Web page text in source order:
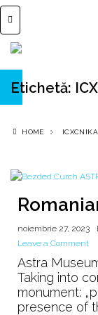
Etichetă:
HOME ICXCNIKA
noiembrie 27, 2023
Leave a Commenton
Astra
Taking into
monument:
presence of